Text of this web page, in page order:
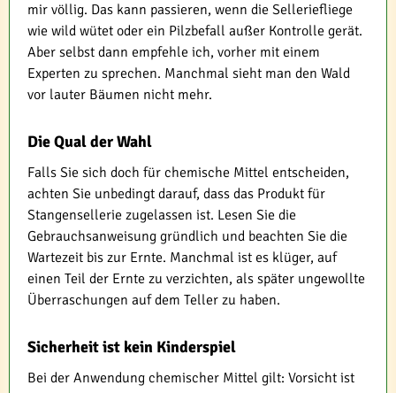
mir völlig. Das kann passieren, wenn die Selleriefliege
wie wild wütet oder ein Pilzbefall außer Kontrolle gerät.
Aber selbst dann empfehle ich, vorher mit einem
Experten zu sprechen. Manchmal sieht man den Wald
vor lauter Bäumen nicht mehr.
Die Qual der Wahl
Falls Sie sich doch für chemische Mittel entscheiden,
achten Sie unbedingt darauf, dass das Produkt für
Stangensellerie zugelassen ist. Lesen Sie die
Gebrauchsanweisung gründlich und beachten Sie die
Wartezeit bis zur Ernte. Manchmal ist es klüger, auf
einen Teil der Ernte zu verzichten, als später ungewollte
Überraschungen auf dem Teller zu haben.
Sicherheit ist kein Kinderspiel
Bei der Anwendung chemischer Mittel gilt: Vorsicht ist